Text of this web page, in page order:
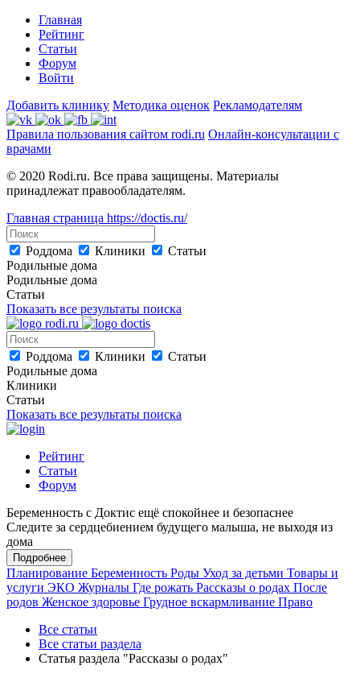
Главная
Рейтинг
Статьи
Форум
Войти
Добавить клинику Методика оценок Рекламодателям
Правила пользования сайтом rodi.ru Онлайн-консультации с
врачами
© 2020 Rodi.ru. Все права защищены. Материалы
принадлежат правообладателям.
Главная страница https://doctis.ru/
Роддома Клиники
Статьи
Родильные дома
Родильные дома
Статьи
Показать все результаты поиска
Роддома Клиники
Статьи
Родильные дома
Клиники
Статьи
Показать все результаты поиска
Рейтинг
Статьи
Форум
Беременность с Доктис ещё спокойнее и безопаснее
Следите за сердцебиением будущего малыша, не выходя из
дома
Подробнее
Планирование Беременность Роды Уход за детьми Товары и
услуги ЭКО Журналы Где рожать Рассказы о родах После
родов Женское здоровье Грудное вскармливание Право
Все статьи
Все статьи раздела
Статья раздела "Рассказы о родах"